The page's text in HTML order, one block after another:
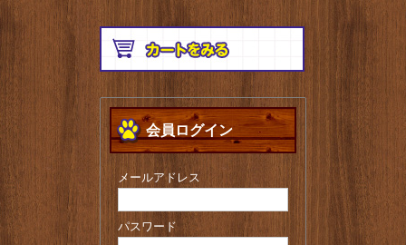
会員ログイン
メールアドレス
パスワード